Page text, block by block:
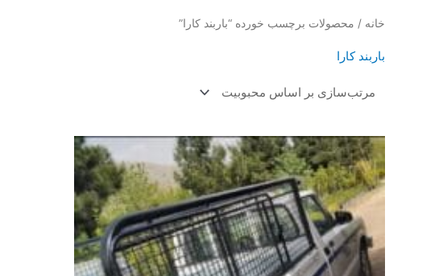
خانه / محصولات برچسب خورده “باربند کارا”
باربند کارا